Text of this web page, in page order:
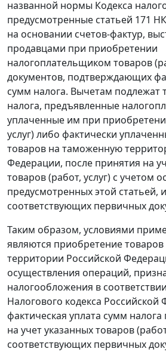
названной нормы Кодекса
предусмотренные статьей 171
на основании счетов-фактур,
продавцами при приобретении
налогоплательщиком товаров
документов, подтверждающих
сумм налога. Вычетам подлежат
налога, предъявленные
уплаченные им при
услуг) либо фактически
товаров на таможенную
Федерации, после принятия на
товаров (работ, услуг) с учетом
предусмотренных этой статьей,
соответствующих первичных
Таким образом, условиями
являются приобретение товаров
территории Российской
осуществления операций,
налогообложения в
Налогового кодекса Российской
фактическая уплата сумм
на учет указанных товаров
соответствующих первичных